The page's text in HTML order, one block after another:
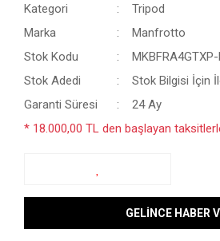
Kategori
Tripod
Marka
Manfrotto
Stok Kodu
Stok Adedi
Stok Bilgisi İçin
Garanti Süresi
24 Ay
* 18.000,00 TL den başlayan
GELİNCE HABER